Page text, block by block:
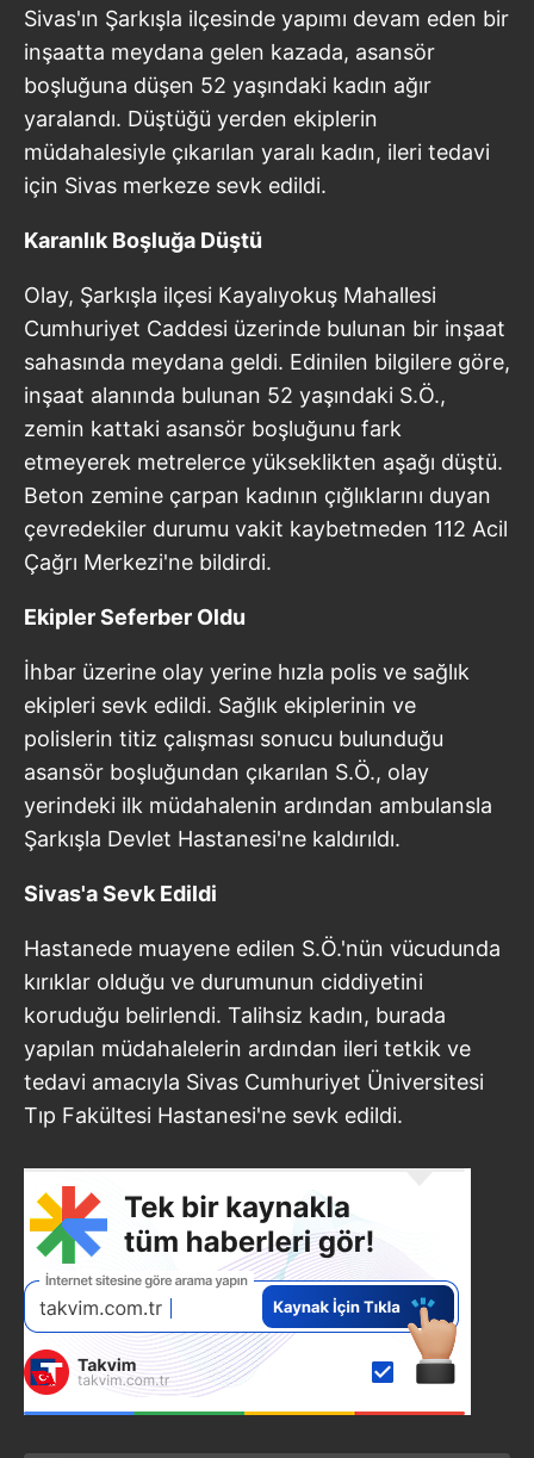
Sivas'ın Şarkışla ilçesinde yapımı devam eden bir
inşaatta meydana gelen kazada, asansör
boşluğuna düşen 52 yaşındaki kadın ağır
yaralandı. Düştüğü yerden ekiplerin
müdahalesiyle çıkarılan yaralı kadın, ileri tedavi
için Sivas merkeze sevk edildi.
Karanlık Boşluğa Düştü
Olay, Şarkışla ilçesi Kayalıyokuş Mahallesi
Cumhuriyet Caddesi üzerinde bulunan bir inşaat
sahasında meydana geldi. Edinilen bilgilere göre,
inşaat alanında bulunan 52 yaşındaki S.Ö.,
zemin kattaki asansör boşluğunu fark
etmeyerek metrelerce yükseklikten aşağı düştü.
Beton zemine çarpan kadının çığlıklarını duyan
çevredekiler durumu vakit kaybetmeden 112 Acil
Çağrı Merkezi'ne bildirdi.
Ekipler Seferber Oldu
İhbar üzerine olay yerine hızla polis ve sağlık
ekipleri sevk edildi. Sağlık ekiplerinin ve
polislerin titiz çalışması sonucu bulunduğu
asansör boşluğundan çıkarılan S.Ö., olay
yerindeki ilk müdahalenin ardından ambulansla
Şarkışla Devlet Hastanesi'ne kaldırıldı.
Sivas'a Sevk Edildi
Hastanede muayene edilen S.Ö.'nün vücudunda
kırıklar olduğu ve durumunun ciddiyetini
koruduğu belirlendi. Talihsiz kadın, burada
yapılan müdahalelerin ardından ileri tetkik ve
tedavi amacıyla Sivas Cumhuriyet Üniversitesi
Tıp Fakültesi Hastanesi'ne sevk edildi.